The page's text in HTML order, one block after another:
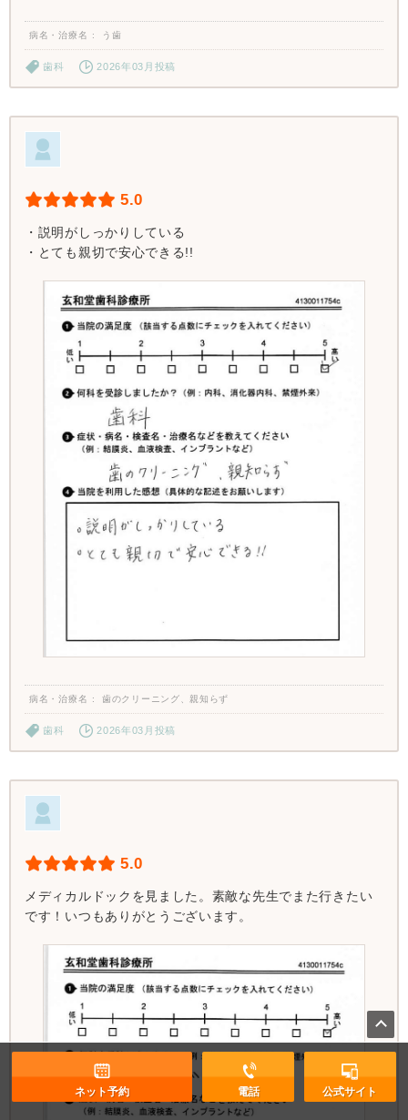
病名・治療名 う歯
歯科 2026年03月投稿
5.0
・説明がしっかりしている
・とても親切で安心できる!!
病名・治療名 歯のクリーニング、親知らず
歯科 2026年03月投稿
5.0
メディカルドックを見ました。素敵な先生でまた行きたい
です！いつもありがとうございます。
ネット予約 電話 公式サイト